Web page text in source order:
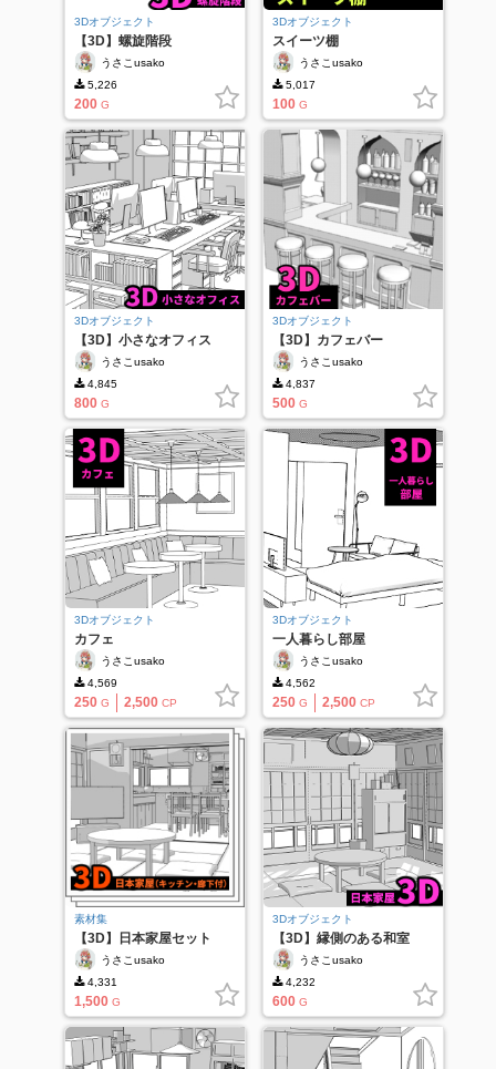
3Dオブジェクト
【3D】螺旋階段
うさこusako
5,226
200 G
3Dオブジェクト
スイーツ棚
うさこusako
5,017
100 G
3Dオブジェクト
【3D】小さなオフィス
うさこusako
4,845
800 G
3Dオブジェクト
【3D】カフェバー
うさこusako
4,837
500 G
3Dオブジェクト
カフェ
うさこusako
4,569
250 G 2,500 CP
3Dオブジェクト
一人暮らし部屋
うさこusako
4,562
250 G 2,500 CP
素材集
【3D】日本家屋セット
うさこusako
4,331
1,500 G
3Dオブジェクト
【3D】縁側のある和室
うさこusako
4,232
600 G